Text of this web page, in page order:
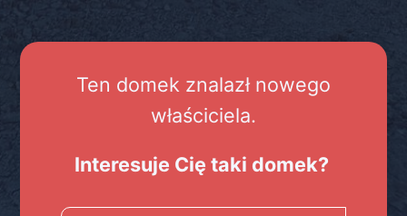
Ten domek znalazł nowego
właściciela.
Interesuje Cię taki domek?